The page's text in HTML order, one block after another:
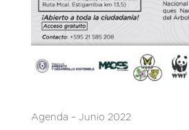
Agenda – Junio 2022